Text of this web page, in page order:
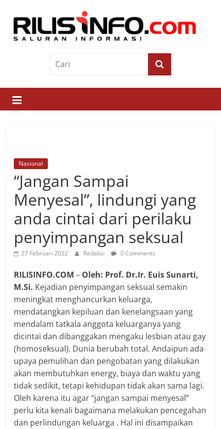
contentRilis
Saluran
Informasi
Nasional
“Jangan Sampai
Menyesal”, lindungi yang
anda cintai dari perilaku
penyimpangan seksual
27 Februari 2022 Redaksi 0 Comments
RILISINFO.COM – Oleh: Prof. Dr.Ir. Euis Sunarti,
M.Si. Kejadian penyimpangan seksual semakin
meningkat menghancurkan keluarga,
mendatangkan kepiluan dan kenelangsaan yang
mendalam tatkala anggota keluarganya yang
dicintai dan dibanggakan mengaku lesbian atau gay
(homoseksual). Dunia berubah total. Andaipun ada
upaya pemulihan dan pengobatan yang dilakukan
akan membutuhkan energy, biaya dan waktu yang
tidak sedikit, tetapi kehidupan tidak akan sama lagi.
Oleh karena itu agar “jangan sampai menyesal”
perlu kita kenali bagaimana melakukan pencegahan
dan perlindungan keluarga . Hal ini disampaikan